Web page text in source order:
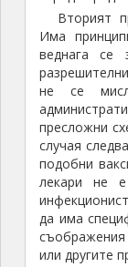
Вторият
Има
веднага се
не се
пресложни
случая
подобни
лекари не
да има
съображения
или другите